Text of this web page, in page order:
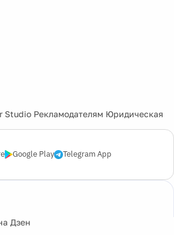
Studio Рекламодателям Юридическая
Google Play Telegram App